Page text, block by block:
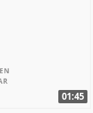
01:45